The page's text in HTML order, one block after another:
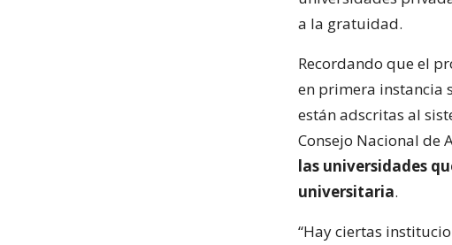
a la gratuidad.
Recordando que el
en primera instancia
están adscritas al
Consejo Nacional de
las universidades
universitaria.
“Hay ciertas